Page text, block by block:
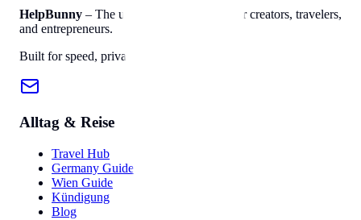
HelpBunny – The ultimate digital toolkit for creators, travelers,
and entrepreneurs.
Built for speed, privacy, and ease of use.
Alltag & Reise
Travel Hub
Germany Guide
Wien Guide
Kündigung
Blog